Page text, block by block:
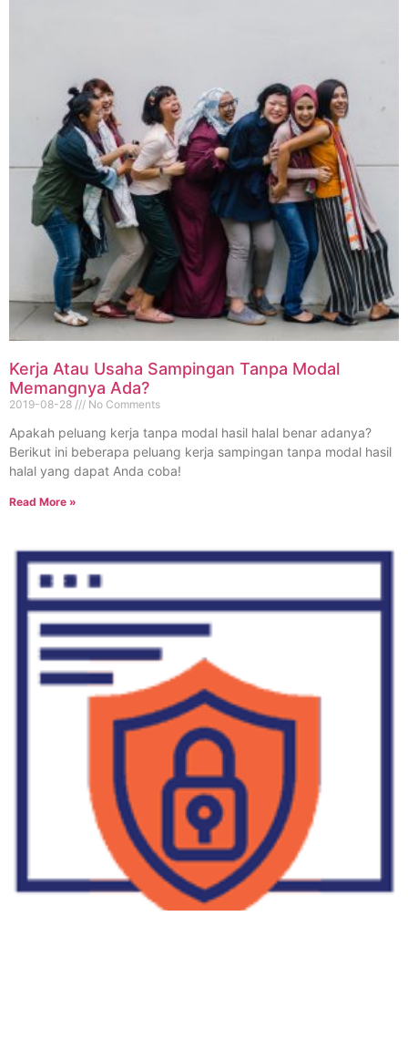
Kerja Atau Usaha Sampingan Tanpa Modal
Memangnya Ada?
2019-08-28 No Comments
Apakah peluang kerja tanpa modal hasil halal benar adanya?
Berikut ini beberapa peluang kerja sampingan tanpa modal hasil
halal yang dapat Anda coba!
Read More »